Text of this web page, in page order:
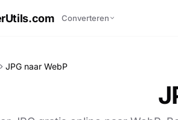
Converteren
JPG naar WebP